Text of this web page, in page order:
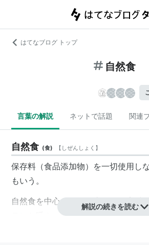
はてなブログ トップ
自然食
言葉の解説 ネットで話題 関連
自然食 (食) 【 しぜんしょく 】
保存料 （食品添加物）を一切使用し
もいう。
自然食を中心とする食堂を天然素材食
）と呼ぶ。
解説の続きを読む